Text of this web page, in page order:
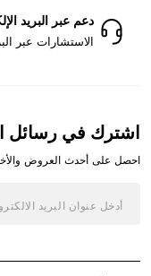
دعم عبر البريد
الاستشارات عبر
اشترك في رسائل
احصل على أحدث العروض